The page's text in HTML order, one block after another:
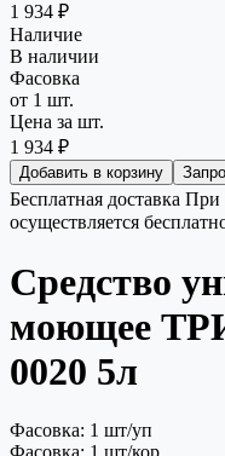
1 934 ₽
Наличие
В наличии
Фасовка
от 1 шт.
Цена за шт.
1 934 ₽
Добавить в корзину
Бесплатная доставка При
осуществляется
Средство
моющее
0020 5л
Фасовка: 1 шт/уп